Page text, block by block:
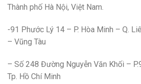
Thành phố Hà Nội, Việt Nam.
-91 Phước Lý 14 – P. Hòa Minh – Q.
– Vũng Tàu
– Số 248 Đường Nguyễn Văn Khối –
Tp. Hồ Chí Minh